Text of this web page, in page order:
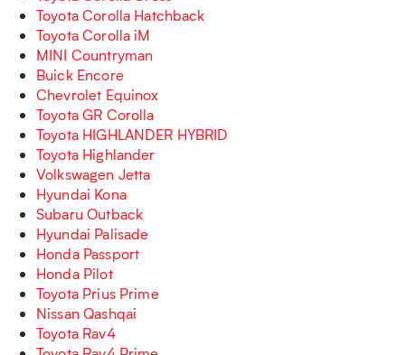
Toyota Corolla Hatchback
Toyota Corolla iM
MINI Countryman
Buick Encore
Chevrolet Equinox
Toyota GR Corolla
Toyota HIGHLANDER HYBRID
Toyota Highlander
Volkswagen Jetta
Hyundai Kona
Subaru Outback
Hyundai Palisade
Honda Passport
Honda Pilot
Toyota Prius Prime
Nissan Qashqai
Toyota Rav4